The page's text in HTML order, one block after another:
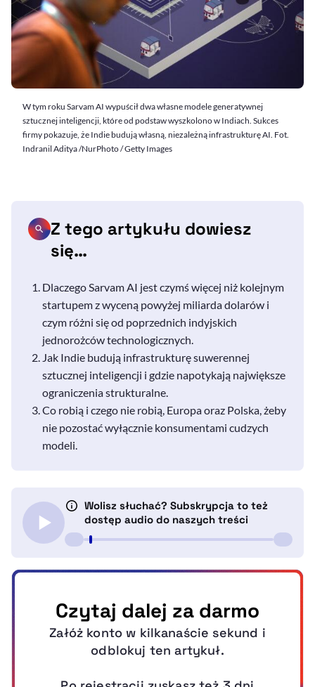
W tym roku Sarvam AI wypuścił dwa własne modele generatywnej
sztucznej inteligencji, które od podstaw wyszkolono w Indiach. Sukces
firmy pokazuje, że Indie budują własną, niezależną infrastrukturę AI. Fot.
Indranil Aditya /NurPhoto / Getty Images
Z tego artykułu dowiesz
się…
Dlaczego SarvamAI jest czymś więcej niż kolejnym
startupem z wyceną powyżej miliarda dolarów i
czym różni się od poprzednich indyjskich
jednorożców technologicznych.
Jak Indie budują infrastrukturę suwerennej
sztucznej inteligencji i gdzie napotykają największe
ograniczenia strukturalne.
Co robią i czego nie robią, Europa oraz Polska, żeby
nie pozostać wyłącznie konsumentami cudzych
modeli.